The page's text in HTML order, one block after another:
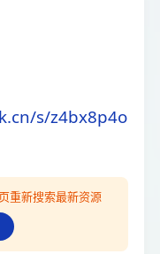
s/z4bx8p4o
重新搜索最新资源